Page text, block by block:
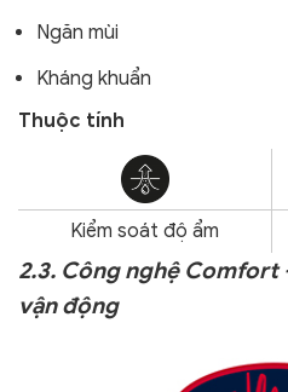
Ngăn mùi
Kháng khuẩn
Thuộc tính
Kiểm soát độ ẩm
2.3. Công nghệ Comfort
vận động